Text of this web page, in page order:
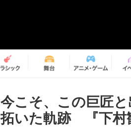
今こそ、この巨匠
拓いた軌跡 『下村